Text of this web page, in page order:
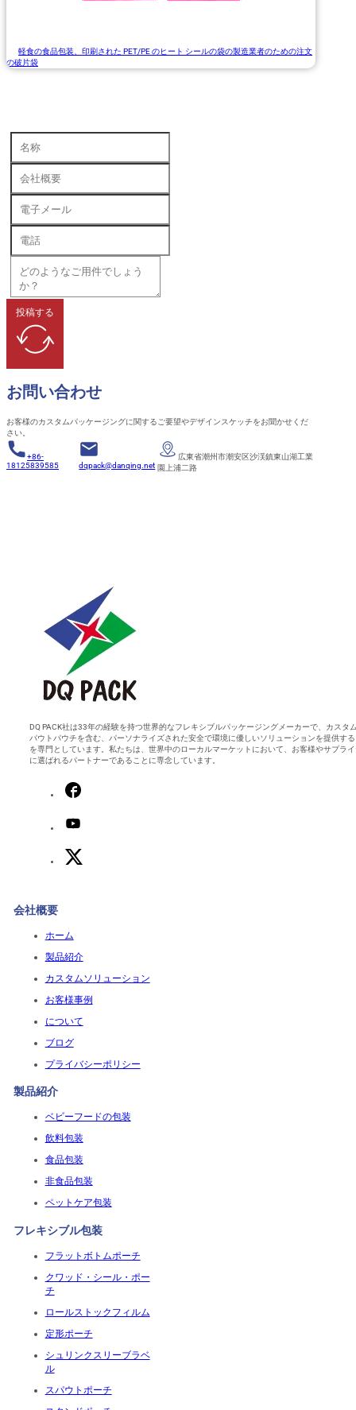
軽食の食品包装、印刷された PET/PE のヒート シールの袋の製造業者のための注文
の破片袋
投稿する
お問い合わせ
お客様のカスタムパッケージングに関するご要望やデザインスケッチをお聞かせくだ
さい。
+86-
18125839585
dqpack@danqing.net
広東省潮州市潮安区沙渓鎮東山湖工業
園上浦二路
DQ PACK社は33年の経験を持つ世界的なフレキシブルパッケージングメーカーで、カスタ
パウトパウチを含む、パーソナライズされた安全で環境に優しいソリューションを提供す
を専門としています。私たちは、世界中のローカルマーケットにおいて、お客様やサプラ
に選ばれるパートナーであることに専念しています。
会社概要
ホーム
製品紹介
カスタムソリューション
お客様事例
について
ブログ
プライバシーポリシー
製品紹介
ベビーフードの包装
飲料包装
食品包装
非食品包装
ペットケア包装
フレキシブル包装
フラットボトムポーチ
クワッド・シール・ポー
チ
ロールストックフィルム
定形ポーチ
シュリンクスリーブラベ
ル
スパウトポーチ